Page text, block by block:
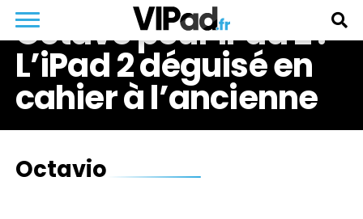
Octavo pour iPad 2 :
L’iPad 2 déguisé en
cahier à l’ancienne
Octavio